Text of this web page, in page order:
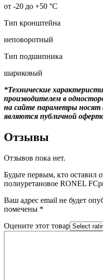
от -20 до +50 °С
Тип кронштейна
неповоротный
Тип подшипника
шариковый
*Технические
производителем в
на сайте параметры носят
являются публичной
Отзывы
Отзывов пока нет.
Будьте первым, кто оставил
полиуретановое RONEL
Ваш адрес email не будет
помечены *
Оцените этот товар